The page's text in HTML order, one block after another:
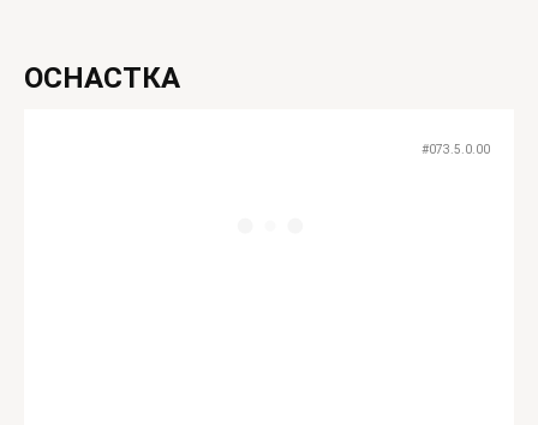
ОСНАСТКА
#073.5.0.00